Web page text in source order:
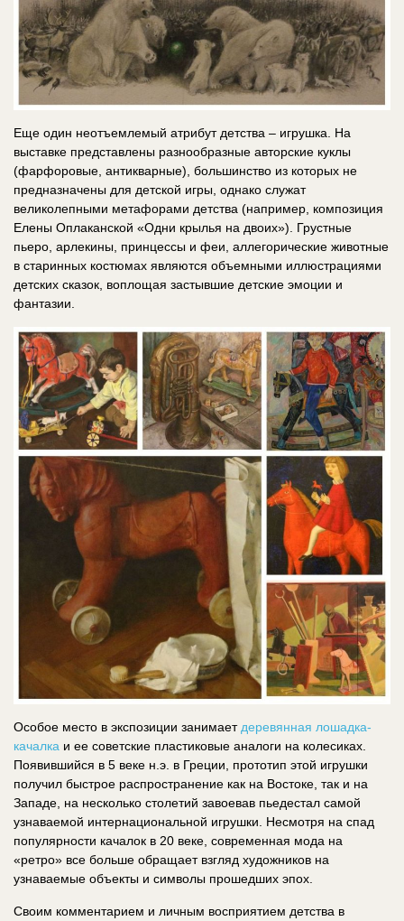
Еще один неотъемлемый атрибут детства – игрушка. На
выставке представлены разнообразные авторские куклы
(фарфоровые, антикварные), большинство из которых не
предназначены для детской игры, однако служат
великолепными метафорами детства (например, композиция
Елены Оплаканской «Одни крылья на двоих»). Грустные
пьеро, арлекины, принцессы и феи, аллегорические животные
в старинных костюмах являются объемными иллюстрациями
детских сказок, воплощая застывшие детские эмоции и
фантазии.
Особое место в экспозиции занимает деревянная лошадка-
качалка и ее советские пластиковые аналоги на колесиках.
Появившийся в 5 веке н.э. в Греции, прототип этой игрушки
получил быстрое распространение как на Востоке, так и на
Западе, на несколько столетий завоевав пьедестал самой
узнаваемой интернациональной игрушки. Несмотря на спад
популярности качалок в 20 веке, современная мода на
«ретро» все больше обращает взгляд художников на
узнаваемые объекты и символы прошедших эпох.
Своим комментарием и личным восприятием детства в